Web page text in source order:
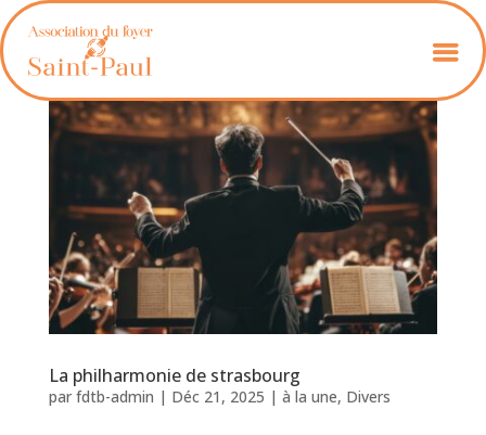
La philharmonie de strasbourg
par fdtb-admin | Déc 21, 2025 | à la une, Divers